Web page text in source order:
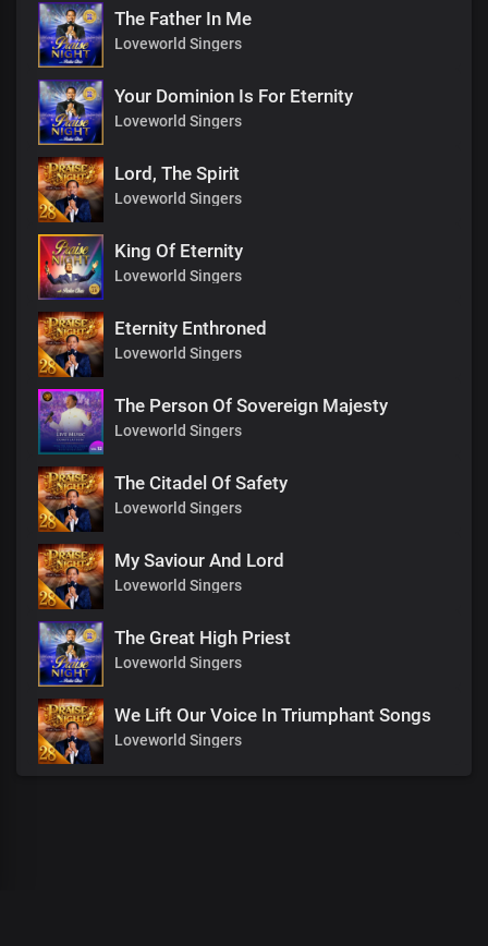
The Father In Me
Loveworld Singers
Your Dominion Is For Eternity
Loveworld Singers
Lord, The Spirit
Loveworld Singers
King Of Eternity
Loveworld Singers
Eternity Enthroned
Loveworld Singers
The Person Of Sovereign Majesty
Loveworld Singers
The Citadel Of Safety
Loveworld Singers
My Saviour And Lord
Loveworld Singers
The Great High Priest
Loveworld Singers
We Lift Our Voice In Triumphant Songs
Loveworld Singers